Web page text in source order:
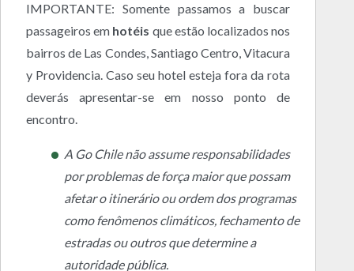
IMPORTANTE: Somente passamos a buscar
passageiros em hotéis que estão localizados nos
bairros de Las Condes, Santiago Centro, Vitacura
y Providencia. Caso seu hotel esteja fora da rota
deverás apresentar-se em nosso ponto de
encontro.
A Go Chile não assume responsabilidades
por problemas de força maior que possam
afetar o itinerário ou ordem dos programas
como fenômenos climáticos, fechamento de
estradas ou outros que determine a
autoridade pública.